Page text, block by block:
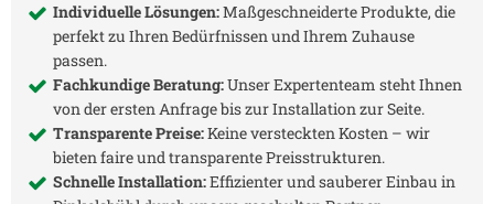
Individuelle Lösungen:Maßgeschneiderte Produkte, die
perfekt zu Ihren Bedürfnissen und Ihrem Zuhause
passen.
Fachkundige Beratung:Unser Expertenteam steht Ihnen
von der ersten Anfrage bis zur Installation zur Seite.
Transparente Preise:Keine versteckten Kosten – wir
bieten faire und transparente Preisstrukturen.
Schnelle Installation:Effizienter und sauberer Einbau in